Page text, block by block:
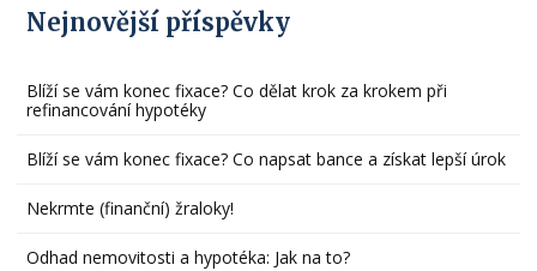
Nejnovější příspěvky
Blíží se vám konec fixace? Co dělat krok za krokem při
refinancování hypotéky
Blíží se vám konec fixace? Co napsat bance a získat lepší úrok
Nekrmte (finanční) žraloky!
Odhad nemovitosti a hypotéka: Jak na to?